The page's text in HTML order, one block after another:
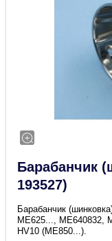
Барабанчик
193527)
Барабанчик
ME625..., ME640832,
HV10 (ME850...).